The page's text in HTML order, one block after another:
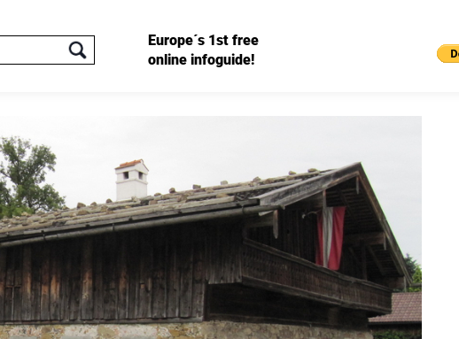
Europe´s 1st free
online infoguide!